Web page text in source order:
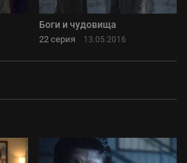
Боги и чудовища
22 серия 13.05.2016